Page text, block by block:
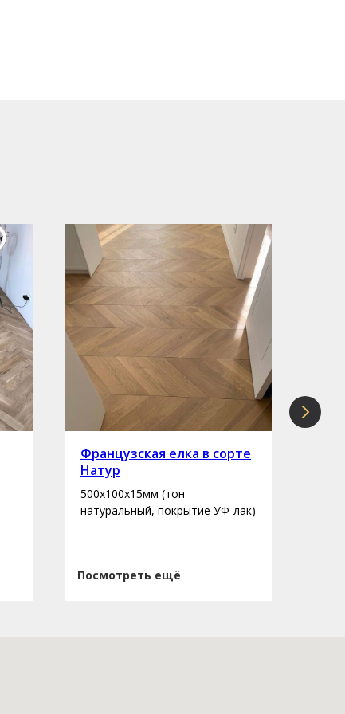
Французская елка в сорте
Натур
500х100х15мм (тон
натуральный, покрытие УФ-лак)
Посмотреть ещё